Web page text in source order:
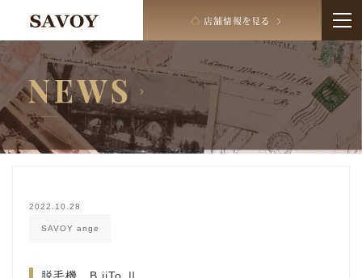
2022.10.28
SAVOY ange